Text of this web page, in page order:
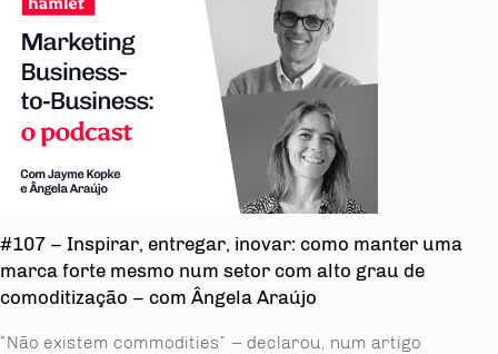
#107 – Inspirar, entregar, inovar: como manter uma
marca forte mesmo num setor com alto grau de
comoditização – com Ângela Araújo
“Não existem commodities” – declarou, num artigo